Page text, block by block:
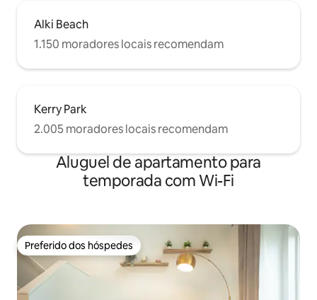
Alki Beach
1.150 moradores locais recomendam
Kerry Park
2.005 moradores locais recomendam
Aluguel de apartamento para
temporada com Wi-Fi
Preferido dos hóspedes
Preferido dos hóspedes